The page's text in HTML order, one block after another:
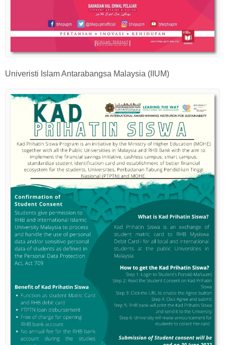
Univeristi Islam Antarabangsa Malaysia (IIUM)